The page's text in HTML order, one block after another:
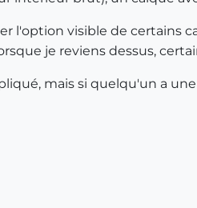
l'option visible de certains
je reviens dessus,
mais si quelqu'un a